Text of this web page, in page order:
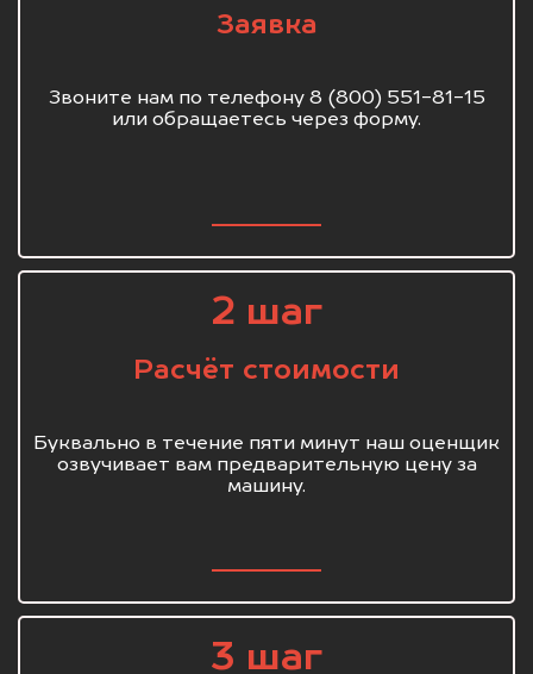
Заявка
Звоните нам по телефону 8 (800) 551-81-15
или обращаетесь через форму.
2 шаг
Расчёт стоимости
Буквально в течение пяти минут наш оценщик
озвучивает вам предварительную цену за
машину.
3 шаг